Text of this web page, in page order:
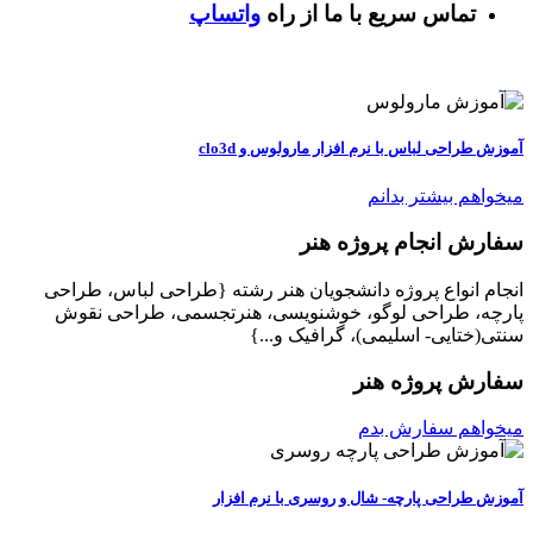
تماس سریع با ما از راه واتساپ
آموزش طراحی لباس با نرم افزار مارولوس و clo3d
میخواهم بیشتر بدانم
سفارش انجام پروژه هنر
انجام انواع پروژه دانشجویان هنر رشته {طراحی لباس، طراحی
پارچه، طراحی لوگو، خوشنویسی، هنرتجسمی، طراحی نقوش
سنتی(ختایی- اسلیمی)، گرافیک و...}
سفارش پروژه هنر
میخواهم سفارش بدم
آموزش طراحی پارچه- شال و روسری با نرم افزار